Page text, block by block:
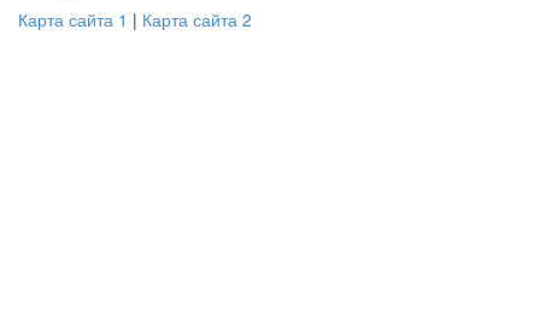
Карта сайта 1 | Карта сайта 2